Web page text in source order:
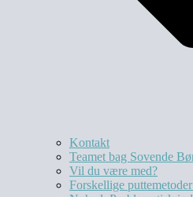
Kontakt
Teamet bag Sovende
Vil du være med?
Forskellige